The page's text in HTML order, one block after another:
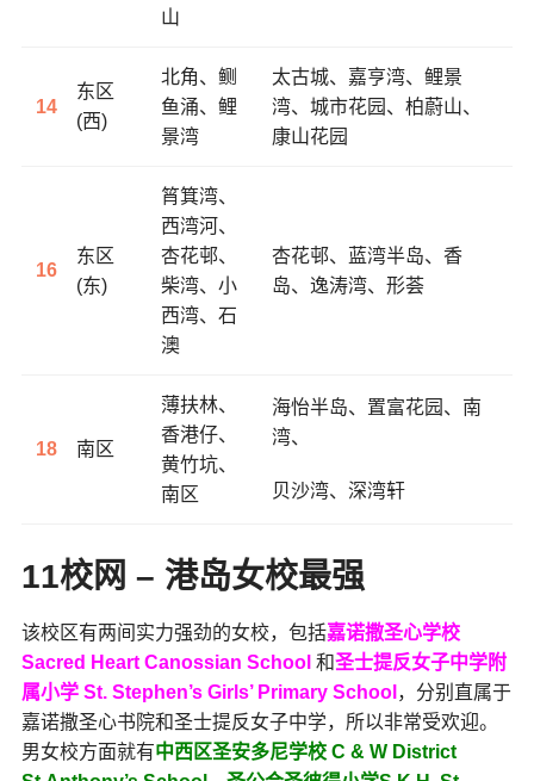
山
14
东区
(西)
北角、鲗
鱼涌、鲤
景湾
太古城、嘉亨湾、鲤景
湾、城市花园、 柏蔚山、
康山花园
16
东区
(东)
筲箕湾、
西湾河、
杏花邨、
柴湾、小
西湾、石
澳
杏花邨、 蓝湾半岛、 香
岛、 逸涛湾、 形荟
18 南区
薄扶林、
香港仔、
黄竹坑、
南区
海怡半岛、 置富花园、 南
湾、
贝沙湾、 深湾轩
11校网 – 港岛女校最强
该校区有两间实力强劲的女校，包括嘉诺撒圣心学校
Sacred Heart Canossian School 和圣士提反女子中学附
属小学 St. Stephen’s Girls’ Primary School ，分别直属于
嘉诺撒圣心书院和圣士提反女子中学，所以非常受欢迎。
男女校方面就有中西区圣安多尼学校 C & W District